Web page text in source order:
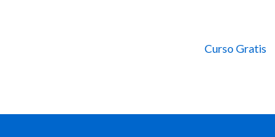
Curso Gratis